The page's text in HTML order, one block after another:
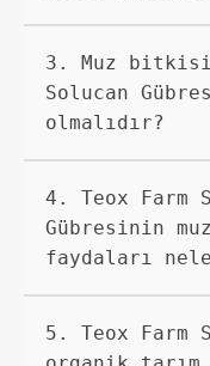
birlikte
dengesini
sağlar.
3. Muz bitkisi
Solucan
olmalıdır?
Gübresi,
bölgesine
uygulanabilir. Bu
4. Teox Farm
Gübresinin
faydaları
üzerinde kök
direncini
5. Teox Farm